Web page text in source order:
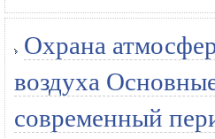
Охрана
воздуха
современный